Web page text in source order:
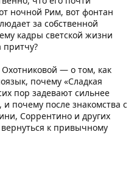
ночной Рим, вот фонтан
за собственной
кадры светской жизни
притчу?
— о том, как
почему «Сладкая
пор задевают сильнее
почему после знакомства с
Соррентино и других
к привычному